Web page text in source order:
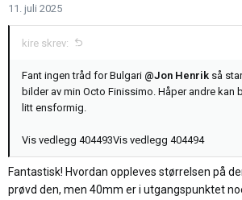
n
e
r
11. juli 2025
kire skrev:
Fant ingen tråd for Bulgari @Jon Henrik så
bilder av min Octo Finissimo. Håper andre kan
litt ensformig.
Vis vedlegg 404493Vis vedlegg 404494
Fantastisk! Hvordan oppleves størrelsen på
prøvd den, men 40mm er i utgangspunktet